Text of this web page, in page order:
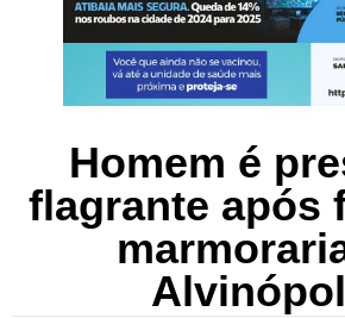
Homem é
flagrante após